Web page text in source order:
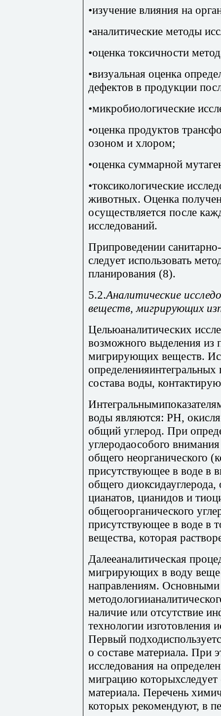
•изучение влияния на
•аналитические методы
•оценка токсичности
•визуальная оценка
дефектов в продукции
•микробиологические
•оценка продуктов
озоном и хлором;
•оценка суммарной
•токсикологические
животных. Оценка
осуществляется после
исследований.
Припроведении
следует использовать
планирования (8).
5.2.Аналитические
веществ, мигрирующих
Цельюаналитических
возможного выделения из
мигрирующих веществ.
определенияинтегральных
состава воды,
воды являются: РН,
общий углерод. При
углеродаособого
общего неорганического
присутствующее в воде в
общего диоксидауглерода,
цианатов, цианидов и
общегоорганического
присутствующее в воде в
вещества, которая
Далееаналитическая
мигрирующих в воду
направлениям.
наличие или отсутствие
технологии изготовления
Первый
о составе материала. При
исследования на
миграцию которыхследует
материала. Перечень
которых рекомендуют, в